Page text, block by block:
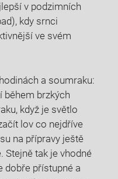
v podzimních
kdy srnci
ve svém
a soumraku:
⁣během brzkých
když je světlo
lov co⁣ nejdříve
na přípravy ‌ještě
Stejně tak je⁣ vhodné​
dobře přístupné a